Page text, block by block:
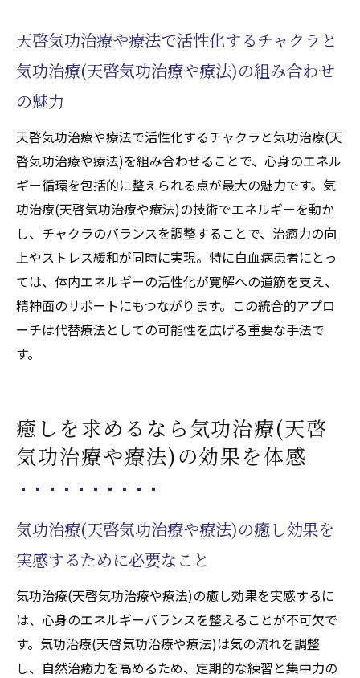
天啓気功治療や療法で活性化するチャクラと
気功治療(天啓気功治療や療法)の組み合わせ
の魅力
天啓気功治療や療法で活性化するチャクラと気功治療(天
啓気功治療や療法)を組み合わせることで、心身のエネル
ギー循環を包括的に整えられる点が最大の魅力です。気
功治療(天啓気功治療や療法)の技術でエネルギーを動か
し、チャクラのバランスを調整することで、治癒力の向
上やストレス緩和が同時に実現。特に白血病患者にとっ
ては、体内エネルギーの活性化が寛解への道筋を支え、
精神面のサポートにもつながります。この統合的アプロ
ーチは代替療法としての可能性を広げる重要な手法で
す。
癒しを求めるなら気功治療(天啓
気功治療や療法)の効果を体感
気功治療(天啓気功治療や療法)の癒し効果を
実感するために必要なこと
気功治療(天啓気功治療や療法)の癒し効果を実感するに
は、心身のエネルギーバランスを整えることが不可欠で
す。気功治療(天啓気功治療や療法)は気の流れを調整
し、自然治癒力を高めるため、定期的な練習と集中力の